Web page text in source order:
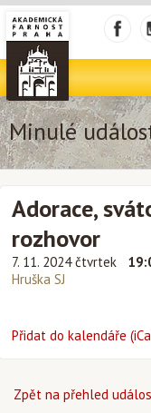
Minulé
Adorace,
rozhovor
7. 11. 2024 čtvrtek
Hruška SJ
Přidat do kalendáře
Zpět na přehled